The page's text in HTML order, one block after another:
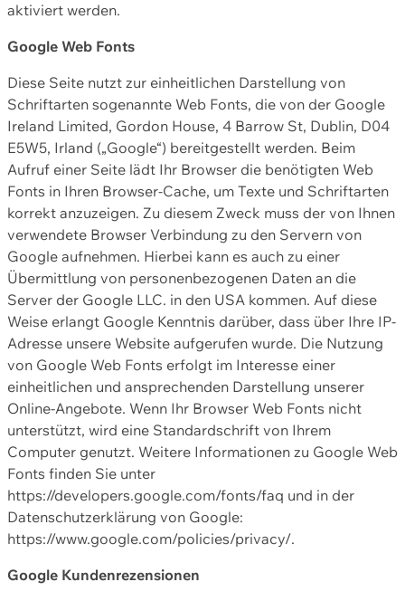
aktiviert werden.
Google Web Fonts
Diese Seite nutzt zur einheitlichen Darstellung von
Schriftarten sogenannte Web Fonts, die von der Google
Ireland Limited, Gordon House, 4 Barrow St, Dublin, D04
E5W5, Irland („Google“) bereitgestellt werden. Beim
Aufruf einer Seite lädt Ihr Browser die benötigten Web
Fonts in Ihren Browser-Cache, um Texte und Schriftarten
korrekt anzuzeigen. Zu diesem Zweck muss der von Ihnen
verwendete Browser Verbindung zu den Servern von
Google aufnehmen. Hierbei kann es auch zu einer
Übermittlung von personenbezogenen Daten an die
Server der Google LLC. in den USA kommen. Auf diese
Weise erlangt Google Kenntnis darüber, dass über Ihre IP-
Adresse unsere Website aufgerufen wurde. Die Nutzung
von Google Web Fonts erfolgt im Interesse einer
einheitlichen und ansprechenden Darstellung unserer
Online-Angebote. Wenn Ihr Browser Web Fonts nicht
unterstützt, wird eine Standardschrift von Ihrem
Computer genutzt. Weitere Informationen zu Google Web
Fonts finden Sie unter
https://developers.google.com/fonts/faq und in der
Datenschutzerklärung von Google:
https://www.google.com/policies/privacy/.
Google Kundenrezensionen